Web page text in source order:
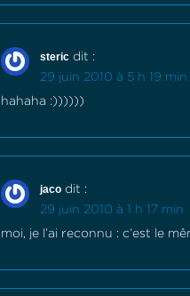
steric dit :
29 juin 2010 à 5 h 19 min
hahaha :))))))
jaco dit :
29 juin 2010 à 1 h 17 min
moi, je l’ai reconnu : c’est le